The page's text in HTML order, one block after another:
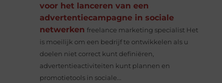
voor het lanceren van een
advertentiecampagne in sociale
netwerken freelance marketing specialist Het
is moeilijk om een ​​bedrijf te ontwikkelen als u
doelen niet correct kunt definiëren,
advertentieactiviteiten kunt plannen en
promotietools in sociale...